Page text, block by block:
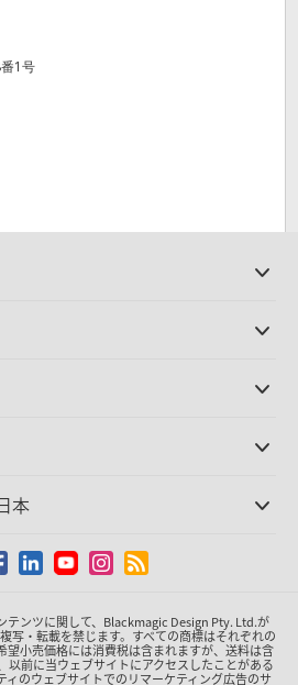
1号
グ本
テンツに関して、Blackmagic Design Pty. Ltd.が
写・転載を禁じます。すべての商標はそれぞれの
望小売価格には消費税は含まれますが、送料は含
以前に当ウェブサイトにアクセスしたことがある
ィのウェブサイトでのリマーケティング広告のサ